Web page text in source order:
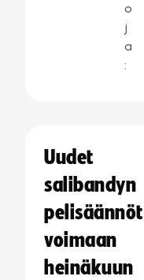
o
j
a
:
Uudet
salibandyn
pelisäännöt
voimaan
heinäkuun